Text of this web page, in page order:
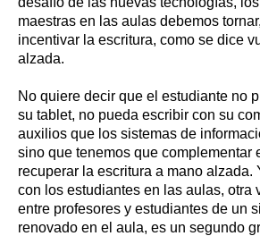
maestras en las aulas debemos
incentivar la escritura, como se dice
alzada.
No quiere decir que el estudiante no
su tablet, no pueda escribir con su
auxilios que los sistemas de
sino que tenemos que complementar
recuperar la escritura a mano alzada.
con los estudiantes en las aulas, otra
entre profesores y estudiantes de un
renovado en el aula, es un segundo